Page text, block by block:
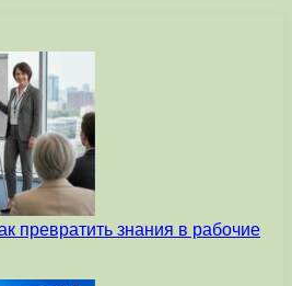
превратить знания в рабочие